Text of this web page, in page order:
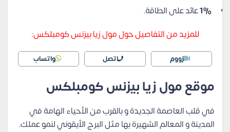
1%عائد على الطاقة.
للمزيد من التفاصيل حول مول زيا بيزنس كومبلكس:
زووم اتصل واتساب
موقع مول زيا بيزنس كومبلكس
في قلب العاصمة الجديدة و بالقرب من الأحياء الهامة في
المدينة و المعالم الشهيرة بها مثل البرج الأيقوني لنمو عملك.